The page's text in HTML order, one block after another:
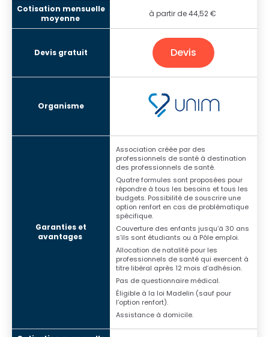
à partir de 44,52 €
Devis
Association créée par des
professionnels de santé à destination
des professionnels de santé.
Quatre formules sont proposées pour
répondre à tous les besoins et tous les
budgets. Possibilité de souscrire une
option renfort en cas de problématique
spécifique.
Couverture des enfants jusqu’à 30 ans
s’ils sont étudiants ou à Pôle emploi.
Allocation de natalité pour les
professionnels de santé qui exercent à
titre libéral après 12 mois d’adhésion.
Pas de questionnaire médical.
Éligible à la loi Madelin (sauf pour
l’option renfort).
Assistance à domicile.